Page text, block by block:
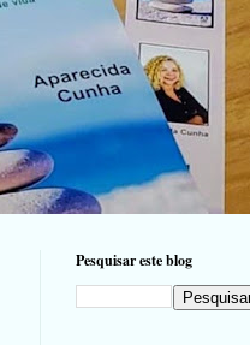
Pesquisar este blog